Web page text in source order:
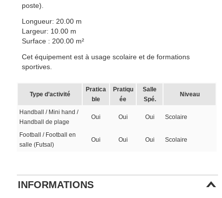
poste).
Longueur: 20.00 m
Largeur: 10.00 m
Surface : 200.00 m²
Cet équipement est à usage scolaire et de formations
sportives.
Type d’activité
Pratica
ble
Pratiqu
ée
Salle
Spé.
Niveau
Handball / Mini hand /
Handball de plage
Oui Oui Oui Scolaire
Football / Football en
salle (Futsal)
Oui Oui Oui Scolaire
INFORMATIONS